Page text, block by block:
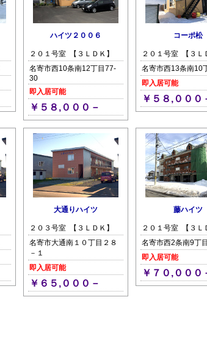
ハイツ２００６
２０１号室 【３ＬＤＫ】
名寄市西10条南12丁目77-
30
即入居可能
￥５８,０００－
コーポ松
２０１号室 【３Ｌ
名寄市西13条南10
即入居可能
￥５８,０００
大通りハイツ
２０３号室 【３ＬＤＫ】
名寄市大通南１０丁目２８
－１
即入居可能
￥６５,０００－
藤ハイツ
２０１号室 【３Ｌ
名寄市西2条南9丁目
即入居可能
￥７０,０００